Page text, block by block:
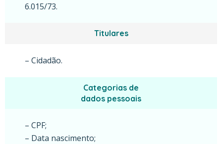
6.015/73.
Titulares
– Cidadão.
Categorias de
dados pessoais
– CPF;
– Data nascimento;